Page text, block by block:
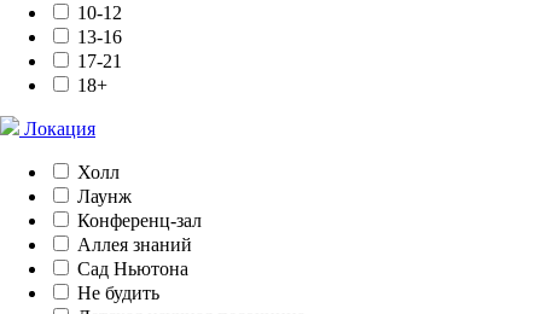
10-12
13-16
17-21
18+
Локация
Холл
Лаунж
Конференц-зал
Аллея знаний
Сад Ньютона
Не будить